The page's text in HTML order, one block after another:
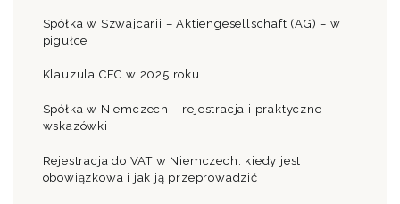
Spółka w Szwajcarii – Aktiengesellschaft (AG) – w
pigułce
Klauzula CFC w 2025 roku
Spółka w Niemczech – rejestracja i praktyczne
wskazówki
Rejestracja do VAT w Niemczech: kiedy jest
obowiązkowa i jak ją przeprowadzić